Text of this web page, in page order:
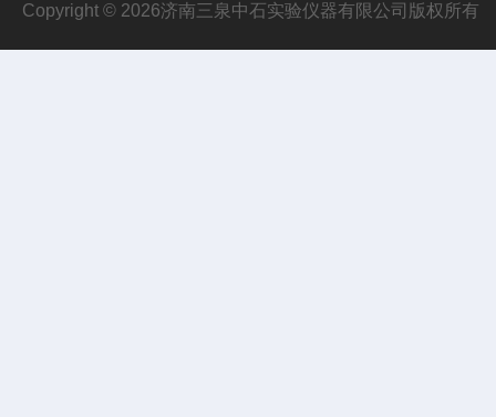
Copyright © 2026济南三泉中石实验仪器有限公司版权所有